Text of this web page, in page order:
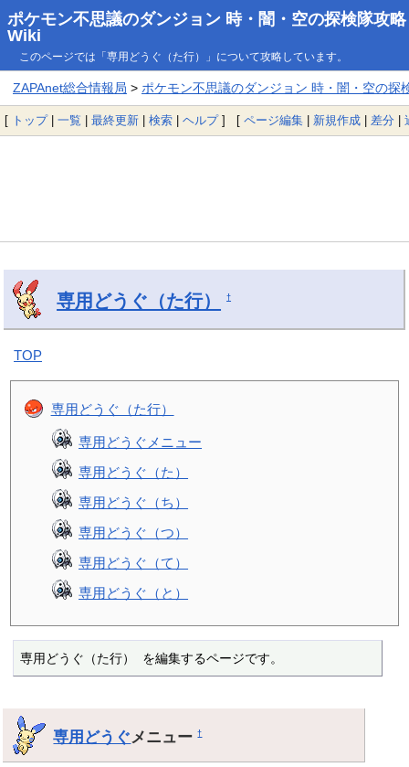
ポケモン不思議のダンジョン 時・闇・空の探検隊攻略
Wiki
このページでは「専用どうぐ（た行）」について攻略しています。
ZAPAnet総合情報局 > ポケモン不思議のダンジョン 時・闇・空の探
[ トップ| 一覧 | 最終更新 | 検索 | ヘルプ] [ ページ編集 | 新規作成 | 差分 |
専用どうぐ（た行） †
TOP
専用どうぐ（た行）
専用どうぐメニュー
専用どうぐ（た）
専用どうぐ（ち）
専用どうぐ（つ）
専用どうぐ（て）
専用どうぐ（と）
専用どうぐ（た行） を編集するページです。
専用どうぐ メニュー†